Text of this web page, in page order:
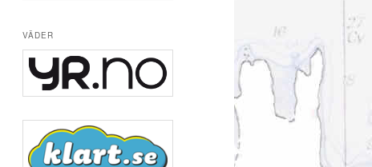
VÄDER